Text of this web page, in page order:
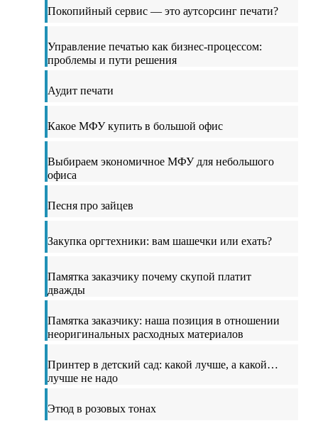
Покопийный сервис — это аутсорсинг печати?
Управление печатью как бизнес-процессом:
проблемы и пути решения
Аудит печати
Какое МФУ купить в большой офис
Выбираем экономичное МФУ для небольшого
офиса
Песня про зайцев
Закупка оргтехники: вам шашечки или ехать?
Памятка заказчику почему скупой платит
дважды
Памятка заказчику: наша позиция в отношении
неоригинальных расходных материалов
Принтер в детский сад: какой лучше, а какой…
лучше не надо
Этюд в розовых тонах